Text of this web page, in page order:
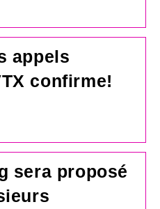
appels
confirme!
sera proposé